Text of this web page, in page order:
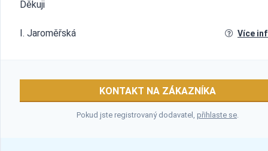
Děkuji
I. Jaroměřská Více
KONTAKT NA ZÁKAZNÍKA
Pokud jste registrovaný dodavatel, přihlaste se.